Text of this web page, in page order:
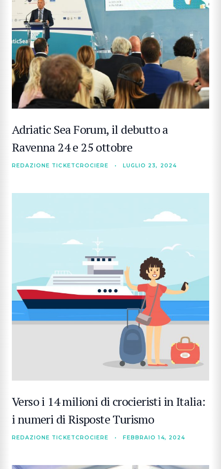
Adriatic Sea Forum, il debutto a
Ravenna 24 e 25 ottobre
REDAZIONE TICKETCROCIERE • LUGLIO 23, 2024
Verso i 14 milioni di crocieristi in Italia:
i numeri di Risposte Turismo
REDAZIONE TICKETCROCIERE • FEBBRAIO 14, 2024